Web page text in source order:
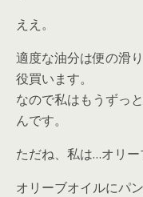
ええ。
適度な油分は便の滑
役買います。
なので私はもうずっ
んです。
ただね、私は…オリ
オリーブオイルにパ